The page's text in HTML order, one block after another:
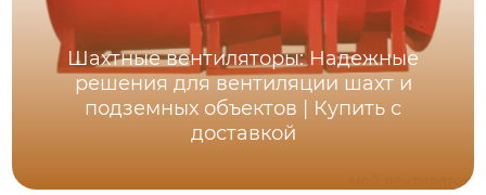
Шахтные вентиляторы: Надежные
решения для вентиляции шахт и
подземных объектов | Купить с
доставкой